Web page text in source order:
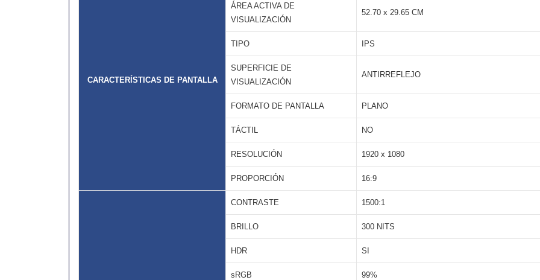
CARACTERÍSTICAS DE PANTALLA
ÁREA ACTIVA DE
VISUALIZACIÓN
52.70 x 29.65 CM
TIPO IPS
SUPERFICIE DE
VISUALIZACIÓN
ANTIRREFLEJO
FORMATO DE PANTALLA PLANO
TÁCTIL NO
RESOLUCIÓN 1920 x 1080
PROPORCIÓN 16:9
CONTRASTE 1500:1
BRILLO 300 NITS
HDR SI
sRGB 99%